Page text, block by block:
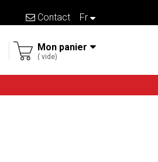
fr
Contact
Mon panier
vide